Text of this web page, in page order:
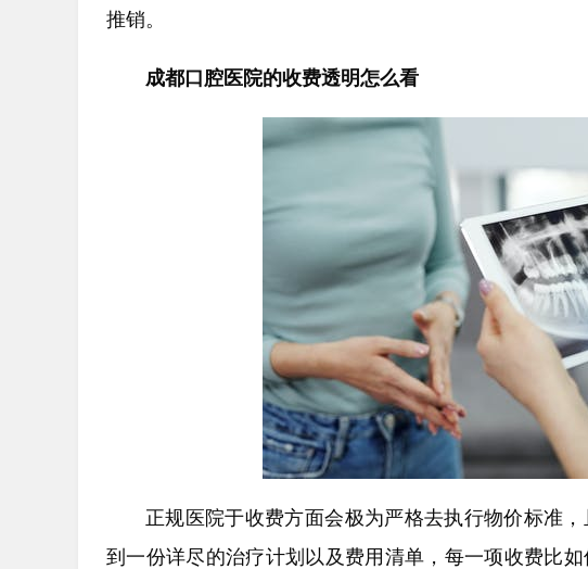
推销。
成都口腔医院的收费透明怎么看
正规医院于收费方面会极为严格去执行物价标准
到一份详尽的治疗计划以及费用清单，每一项收费比